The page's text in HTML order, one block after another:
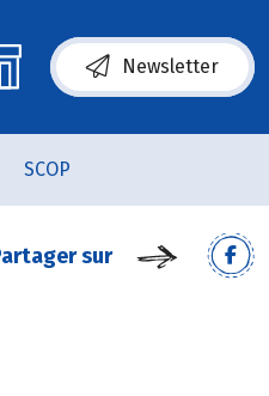
Newsletter
SCOP
sur